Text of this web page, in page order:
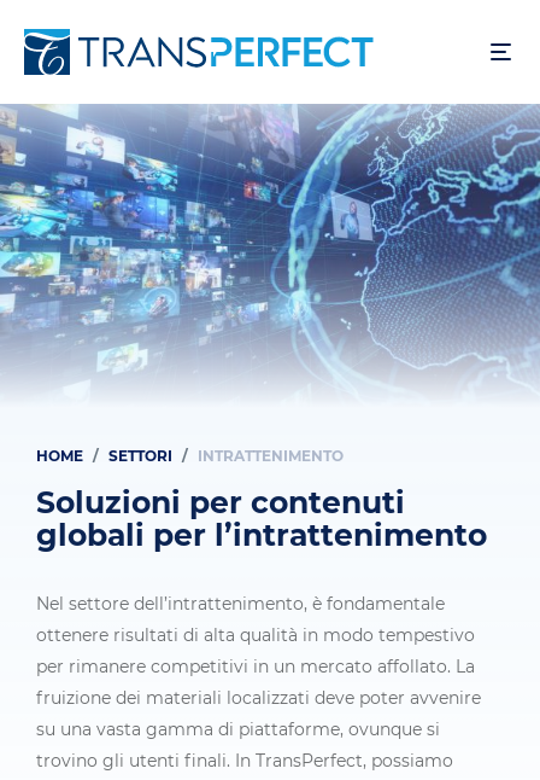
al
principale
Briciole
di
pane
HOME SETTORI INTRATTENIMENTO
Soluzioni per contenuti
globali per l’intrattenimento
Nel settore dell’intrattenimento, è fondamentale
ottenere risultati di alta qualità in modo tempestivo
per rimanere competitivi in un mercato affollato. La
fruizione dei materiali localizzati deve poter avvenire
su una vasta gamma di piattaforme, ovunque si
trovino gli utenti finali. In TransPerfect, possiamo